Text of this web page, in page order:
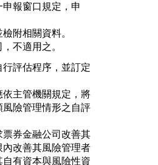
申報窗口規定，申
附相關資料。
不適用之。
評估程序，並訂定
主管機關規定，將
險管理情形之自評
券金融公司改善其
改善其風險管理者
自有資本與風險性資